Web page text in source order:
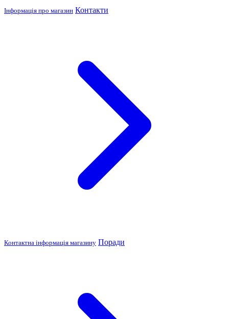
Інформація про магазин Контакти
Контактна інформація магазину Поради